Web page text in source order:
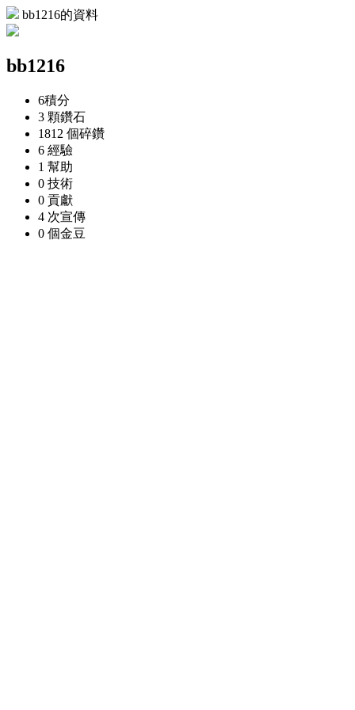
bb1216的資料
bb1216
6積分
3 顆鑽石
1812 個碎鑽
6 經驗
1 幫助
0 技術
0 貢獻
4 次宣傳
0 個金豆